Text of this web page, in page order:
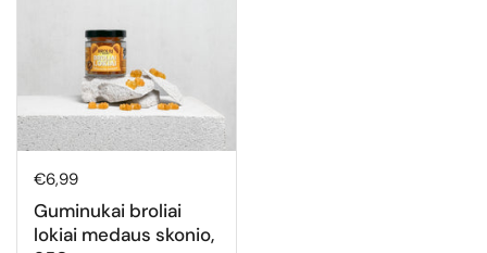
Normali kaina
€6,99
Guminukai broliai
lokiai medaus skonio,